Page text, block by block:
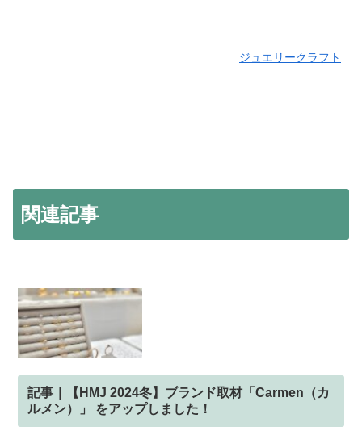
ジュエリークラフト
関連記事
記事｜【HMJ 2024冬】ブランド取材「Carmen（カ
ルメン）」 をアップしました！